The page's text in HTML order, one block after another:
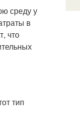
среду у
в
что
тип